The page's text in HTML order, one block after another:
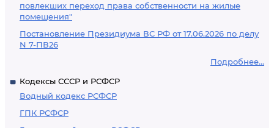
повлекших переход права собственности на жилые
помещения"
Постановление Президиума ВС РФ от 17.06.2026 по делу
N 7-ПВ26
Подробнее...
Кодексы СССР и РСФСР
Водный кодекс РСФСР
ГПК РСФСР